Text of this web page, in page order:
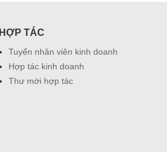
HỢP TÁC
Tuyển nhân viên kinh doanh
Hợp tác kinh doanh
Thư mời hợp tác